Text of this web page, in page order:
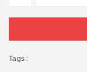
Tags :